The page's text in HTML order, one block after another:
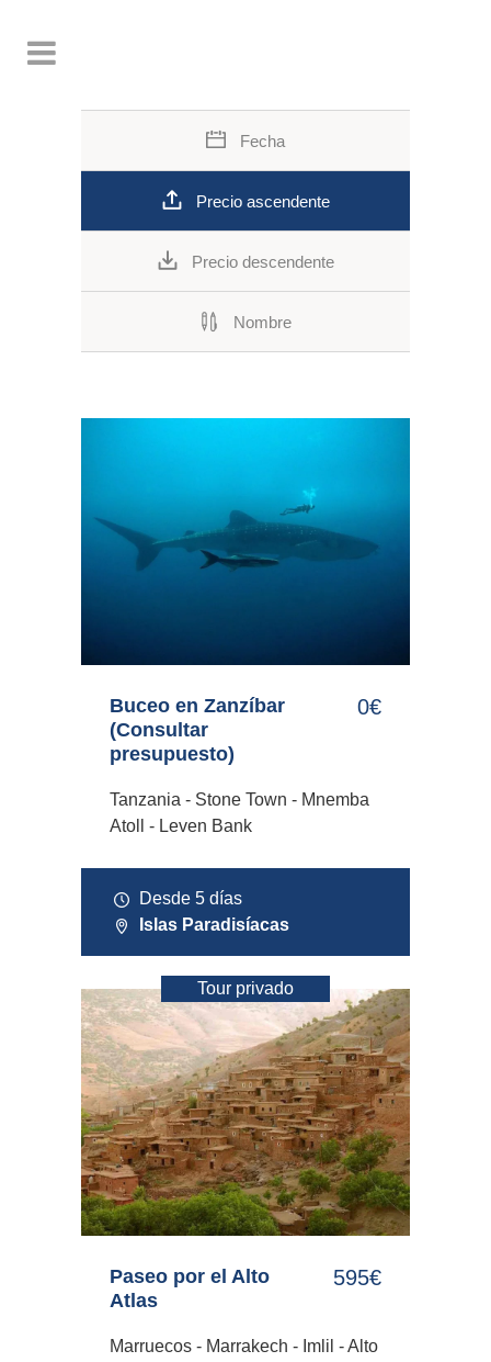
Fecha
Precio ascendente
Precio descendente
Nombre
Buceo en Zanzíbar
(Consultar
presupuesto)
0€
Tanzania - Stone Town - Mnemba
Atoll - Leven Bank
Desde 5 días
Islas Paradisíacas
Tour privado
Paseo por el Alto
Atlas
595€
Marruecos - Marrakech - Imlil - Alto